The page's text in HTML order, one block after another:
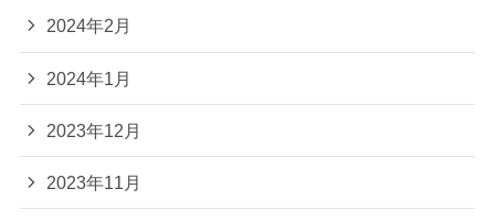
2024年2月
2024年1月
2023年12月
2023年11月